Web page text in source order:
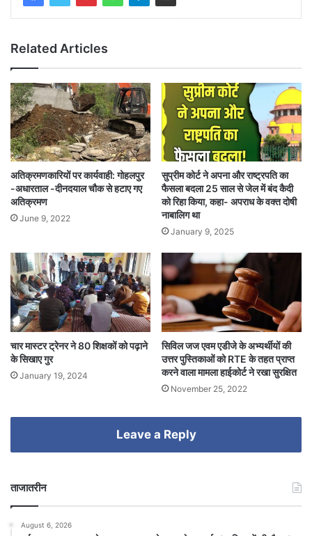
Related Articles
अतिक्रमणकारियों पर कार्यवाही: गोहलपुर
-अधारताल -दीनदयाल चौक से हटाए गए
अतिक्रमण
June 9, 2022
सुप्रीम कोर्ट ने अपना और राष्ट्रपति का
फैसला बदला 25 साल से जेल में बंद कैदी
को रिहा किया, कहा- अपराध के वक्त दोषी
नाबालिग था
January 9, 2025
चार मास्टर ट्रेनर ने 80 शिक्षकों को पढ़ाने
के सिखाए गुर
January 19, 2024
सिविल जज एवम एडीजे के अभ्यर्थीयों की
उत्तर पुस्तिकाओं को RTE के तहत प्राप्त
करने वाला मामला हाईकोर्ट ने रखा सुरक्षित
November 25, 2022
Leave a Reply
ताजातरीन
August 6, 2026